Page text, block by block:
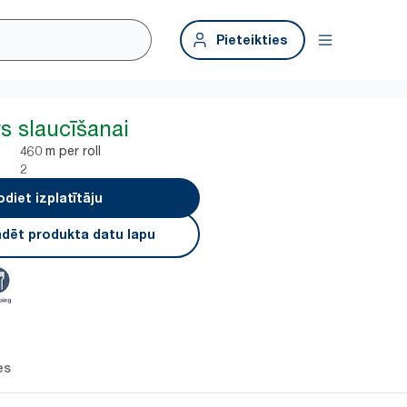
Pieteikties
slaucīšanai
460 m per roll
2
izplatītāju
produkta datu lapu